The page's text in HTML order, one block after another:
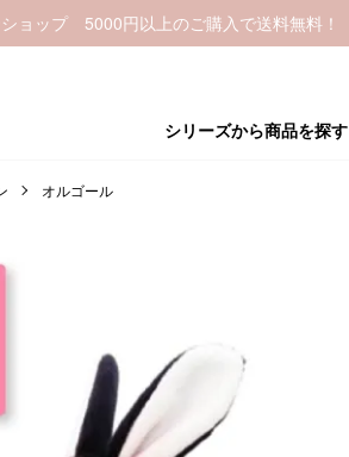
ョップ 5000円以上のご購入で送料無料！
シリーズから商品を探す
オルゴール